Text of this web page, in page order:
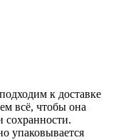
к доставке
всё, чтобы она
сохранности.
упаковывается